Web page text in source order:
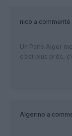
nico a commenté
Un Paris Alger
c’est plus près,
Algerino a